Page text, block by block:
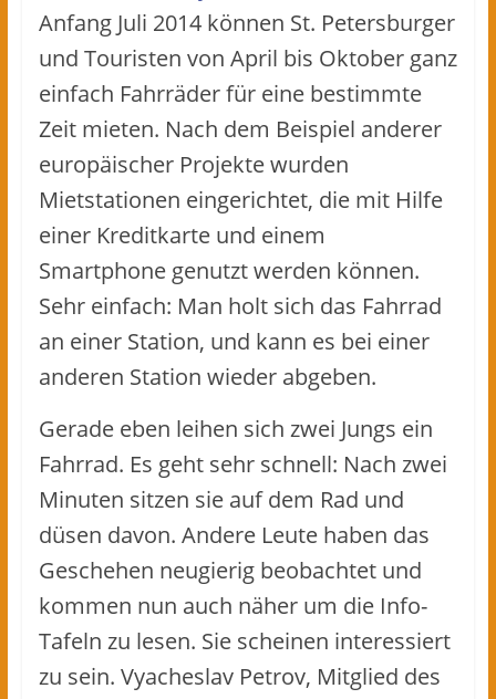
Anfang Juli 2014 können St. Petersburger
und Touristen von April bis Oktober ganz
einfach Fahrräder für eine bestimmte
Zeit mieten. Nach dem Beispiel anderer
europäischer Projekte wurden
Mietstationen eingerichtet, die mit Hilfe
einer Kreditkarte und einem
Smartphone genutzt werden können.
Sehr einfach: Man holt sich das Fahrrad
an einer Station, und kann es bei einer
anderen Station wieder abgeben.
Gerade eben leihen sich zwei Jungs ein
Fahrrad. Es geht sehr schnell: Nach zwei
Minuten sitzen sie auf dem Rad und
düsen davon. Andere Leute haben das
Geschehen neugierig beobachtet und
kommen nun auch näher um die Info-
Tafeln zu lesen. Sie scheinen interessiert
zu sein. Vyacheslav Petrov, Mitglied des